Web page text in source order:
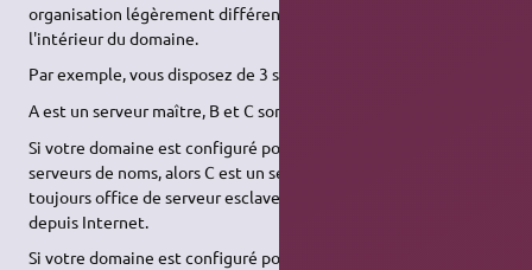
organisation légèrement différente : ils ne sont visibles qu'à
l'intérieur du domaine.
Par exemple, vous disposez de 3 serveurs
A est un serveur maître, B et C sont des esclaves.
Si votre domaine est configuré pour utiliser A et B comme
serveurs de noms, alors C est un serveur furtif esclave. Il fait
toujours office de serveur esclave, mais il ne sera pas interrogé
depuis Internet.
Si votre domaine est configuré pour utiliser B et C comme